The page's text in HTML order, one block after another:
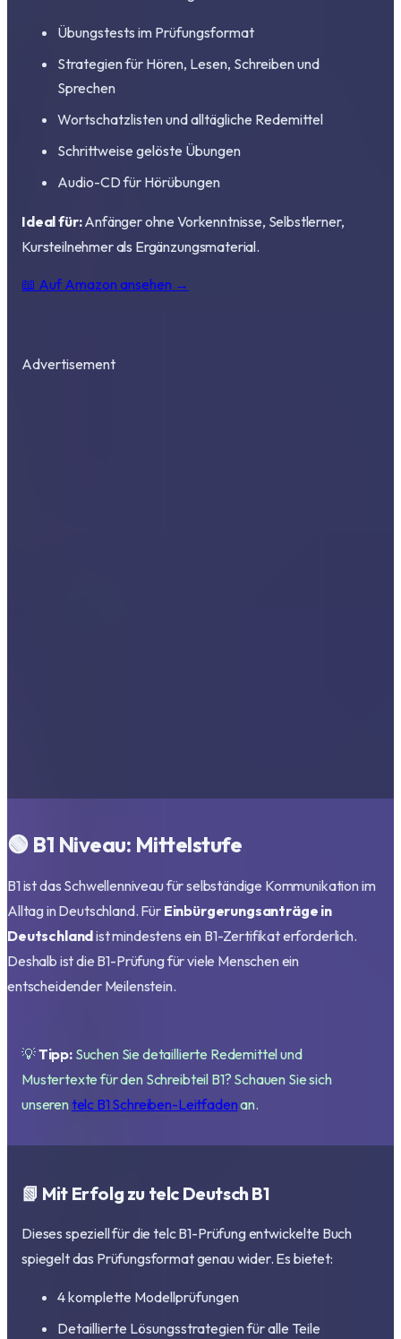
Übungstests im Prüfungsformat
Strategien für Hören, Lesen, Schreiben und
Sprechen
Wortschatzlisten und alltägliche Redemittel
Schrittweise gelöste Übungen
Audio-CD für Hörübungen
Ideal für:Anfänger ohne Vorkenntnisse, Selbstlerner,
Kursteilnehmer als Ergänzungsmaterial.
📖 Auf Amazon ansehen →
Advertisement
🟢 B1 Niveau: Mittelstufe
B1 ist das Schwellenniveau für selbständige Kommunikation im
Alltag in Deutschland. Für Einbürgerungsanträge in
Deutschlandist mindestens ein B1-Zertifikat erforderlich.
Deshalb ist die B1-Prüfung für viele Menschen ein
entscheidender Meilenstein.
💡Tipp:Suchen Sie detaillierte Redemittel und
Mustertexte für den Schreibteil B1? Schauen Sie sich
unseren telc B1 Schreiben-Leitfadenan.
📗 Mit Erfolg zu telc Deutsch B1
Dieses speziell für die telc B1-Prüfung entwickelte Buch
spiegelt das Prüfungsformat genau wider. Es bietet:
4 komplette Modellprüfungen
Detaillierte Lösungsstrategien für alle Teile